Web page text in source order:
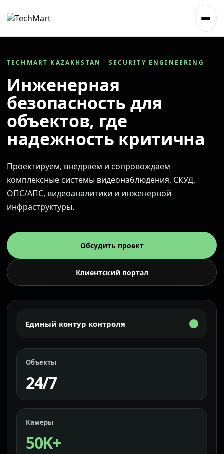
TECHMART KAZAKHSTAN · SECURITY ENGINEERING
Инженерная
безопасность для
объектов, где
надежность критична
Проектируем, внедряем и сопровождаем
комплексные системы видеонаблюдения, СКУД,
ОПС/АПС, видеоаналитики и инженерной
инфраструктуры.
Обсудить проект
Клиентский портал
Единый контур контроля
Объекты
24/7
Камеры
50K+